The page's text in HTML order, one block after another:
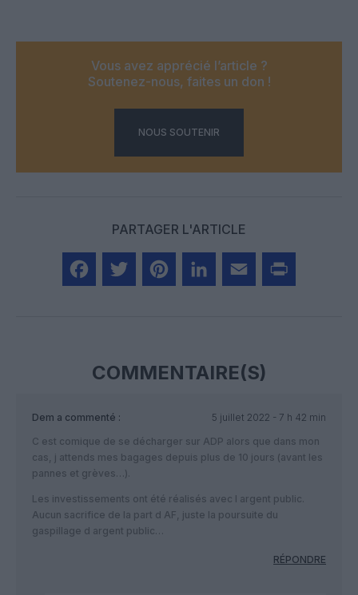
Vous avez apprécié l’article ?
Soutenez-nous, faites un don !
NOUS SOUTENIR
PARTAGER L'ARTICLE
COMMENTAIRE(S)
Dem a commenté :
5 juillet 2022 - 7 h 42 min
C est comique de se décharger sur ADP alors que dans mon
cas, j attends mes bagages depuis plus de 10 jours (avant les
pannes et grèves…).
Les investissements ont été réalisés avec l argent public.
Aucun sacrifice de la part d AF, juste la poursuite du
gaspillage d argent public…
RÉPONDRE